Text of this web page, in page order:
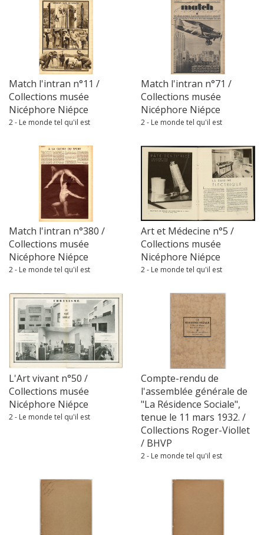
Match l'intran n°11 /
Collections musée
Nicéphore Niépce
2 - Le monde tel qu'il est
Match l'intran n°71 /
Collections musée
Nicéphore Niépce
2 - Le monde tel qu'il est
Match l'intran n°380 /
Collections musée
Nicéphore Niépce
2 - Le monde tel qu'il est
Art et Médecine n°5 /
Collections musée
Nicéphore Niépce
2 - Le monde tel qu'il est
L'Art vivant n°50 /
Collections musée
Nicéphore Niépce
2 - Le monde tel qu'il est
Compte-rendu de
l'assemblée générale de
"La Résidence Sociale",
tenue le 11 mars 1932. /
Collections Roger-Viollet
/ BHVP
2 - Le monde tel qu'il est